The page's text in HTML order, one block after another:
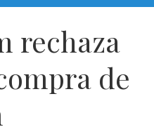
rechaza
de